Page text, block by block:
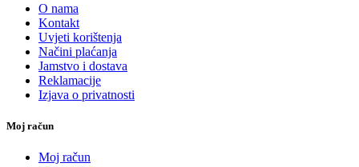
O nama
Kontakt
Uvjeti korištenja
Načini plaćanja
Jamstvo i dostava
Reklamacije
Izjava o privatnosti
Moj račun
Moj račun